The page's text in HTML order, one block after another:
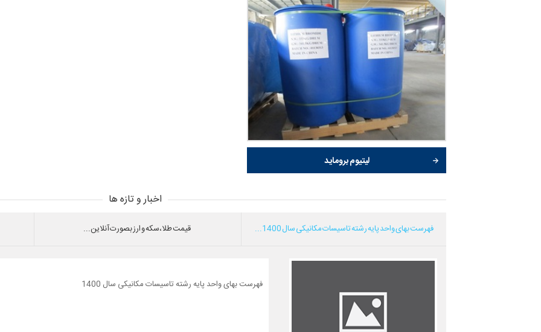
لیتیوم بروماید
اخبار و تازه ها
فهرست بهای واحد پایه رشته تاسیسات مکانیکی سال 1400... قیمت طلا،سکه و ارز بصورت آنلاین...
فهرست بهای واحد پایه رشته تاسیسات مکانیکی سال 1400